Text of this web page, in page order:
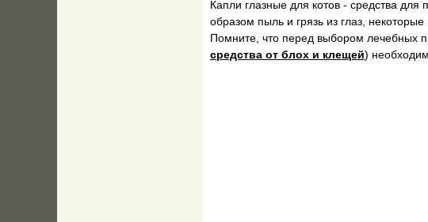
Капли глазные для котов - средства
образом пыль и грязь из глаз,
Помните, что перед выбором лечебных
средства от блох и клещей)